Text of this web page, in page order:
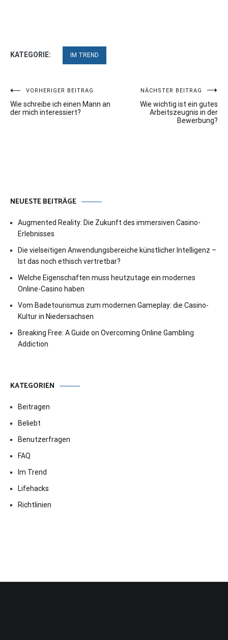
KATEGORIE: IM TREND
Beitragsnavigation
VORHERIGER BEITRAG
Wie schreibe ich einen Mann an
der mich interessiert?
NÄCHSTER BEITRAG
Wie wichtig ist ein gutes
Arbeitszeugnis in der
Bewerbung?
NEUESTE BEITRÄGE
Augmented Reality: Die Zukunft des immersiven Casino-
Erlebnisses
Die vielseitigen Anwendungsbereiche künstlicher Intelligenz –
Ist das noch ethisch vertretbar?
Welche Eigenschaften muss heutzutage ein modernes
Online-Casino haben
Vom Badetourismus zum modernen Gameplay: die Casino-
Kultur in Niedersachsen
Breaking Free: A Guide on Overcoming Online Gambling
Addiction
KATEGORIEN
Beitragen
Beliebt
Benutzerfragen
FAQ
Im Trend
Lifehacks
Richtlinien